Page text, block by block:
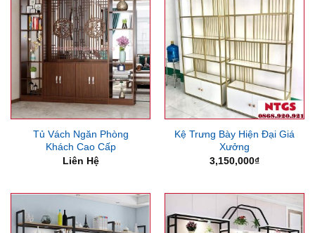
Tủ Vách Ngăn Phòng
Khách Cao Cấp
Liên Hệ
Kệ Trưng Bày Hiện Đại Giá
Xưởng
3,150,000₫